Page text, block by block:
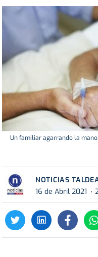
Un familiar agarrando la mano
NOTICIAS
16 de Abril 2021